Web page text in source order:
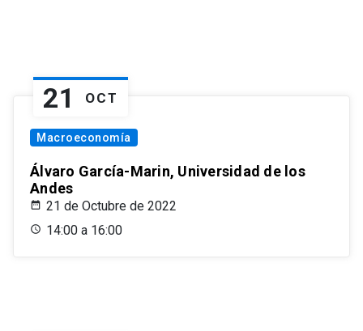
21 OCT
Macroeconomía
Álvaro García-Marin, Universidad de los
Andes
21 de Octubre de 2022
14:00 a 16:00